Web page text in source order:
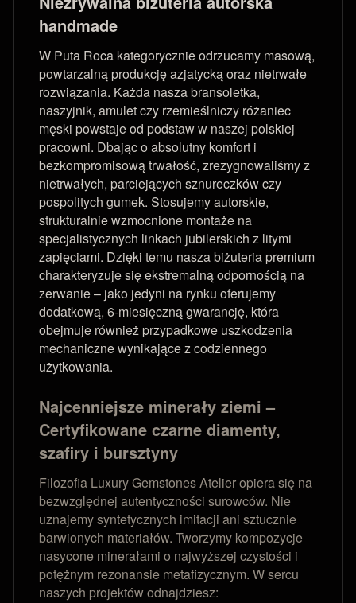
handmade
W Puta Roca kategorycznie odrzucamy masową,
powtarzalną produkcję azjatycką oraz nietrwałe
rozwiązania. Każda nasza bransoletka,
naszyjnik, amulet czy rzemieślniczy różaniec
męski powstaje od podstaw w naszej polskiej
pracowni. Dbając o absolutny komfort i
bezkompromisową trwałość, zrezygnowaliśmy z
nietrwałych, parciejących sznureczków czy
pospolitych gumek. Stosujemy autorskie,
strukturalnie wzmocnione montaże na
specjalistycznych linkach jubilerskich z litymi
zapięciami. Dzięki temu nasza biżuteria premium
charakteryzuje się ekstremalną odpornością na
zerwanie – jako jedyni na rynku oferujemy
dodatkową, 6-miesięczną gwarancję, która
obejmuje również przypadkowe uszkodzenia
mechaniczne wynikające z codziennego
użytkowania.
Najcenniejsze minerały ziemi –
Certyfikowane czarne diamenty,
szafiry i bursztyny
Filozofia Luxury Gemstones Atelier opiera się na
bezwzględnej autentyczności surowców. Nie
uznajemy syntetycznych imitacji ani sztucznie
barwionych materiałów. Tworzymy kompozycje
nasycone minerałami o najwyższej czystości i
potężnym rezonansie metafizycznym. W sercu
naszych projektów odnajdziesz: